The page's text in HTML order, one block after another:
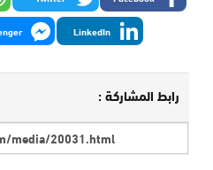
LinkedIn
رابط المشاركة :